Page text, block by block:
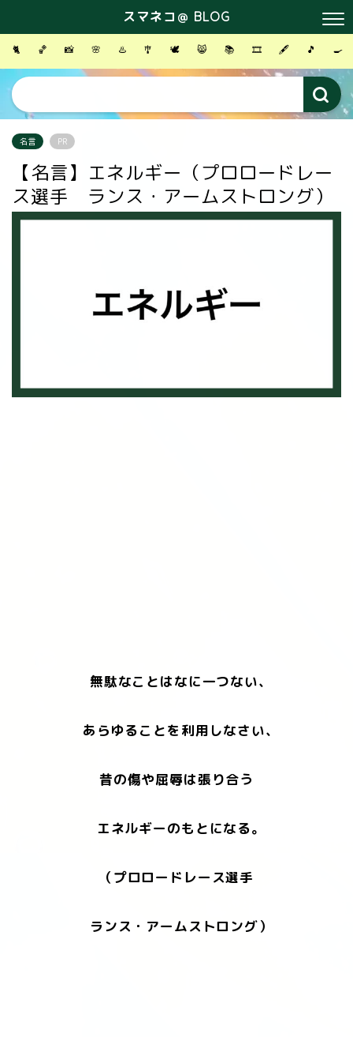
スマネコ＠ BLOG
🐈 🏀 📸 🌸 ♨️ 🎐 🕊 😸 📚 🎞 🖋 🎵 🍳
名言 PR
【名言】エネルギー（プロロードレー
ス選手 ランス・アームストロング）
無駄なことはなに一つない、
あらゆることを利用しなさい、
昔の傷や屈辱は張り合う
エネルギーのもとになる。
（プロロードレース選手
ランス・アームストロング）